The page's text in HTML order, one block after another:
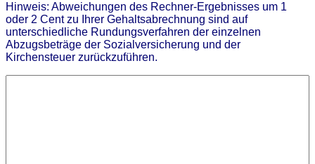
Hinweis: Abweichungen des Rechner-Ergebnisses um 1
oder 2 Cent zu Ihrer Gehaltsabrechnung sind auf
unterschiedliche Rundungsverfahren der einzelnen
Abzugsbeträge der Sozialversicherung und der
Kirchensteuer zurückzuführen.